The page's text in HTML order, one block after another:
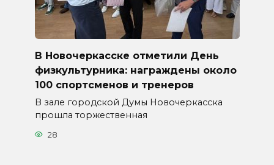
В Новочеркасске отметили День
физкультурника: награждены около
100 спортсменов и тренеров
В зале городской Думы Новочеркасска
прошла торжественная
28